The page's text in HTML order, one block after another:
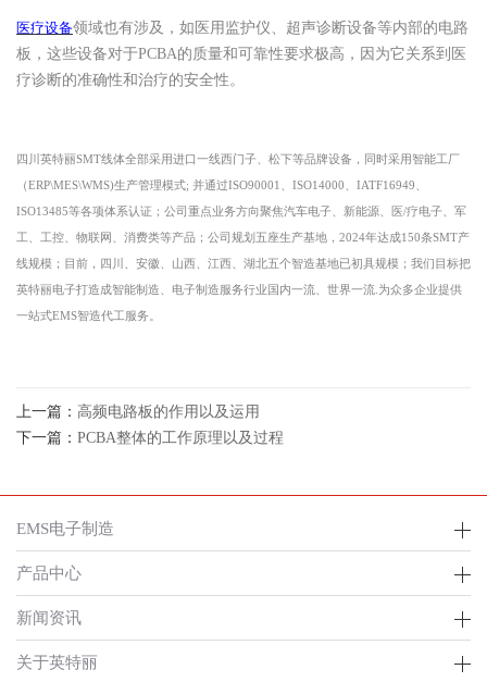
医疗设备领域也有涉及，如医用监护仪、超声诊断设备等内部的电路
板，这些设备对于PCBA的质量和可靠性要求极高，因为它关系到医
疗诊断的准确性和治疗的安全性。
四川 英特丽SMT线体全部采用进口一线西门子、松下等品牌设备，同时采用智能工厂
（ERP\MES\WMS)生产管理模式; 并通过ISO90001、ISO14000、IATF16949、
ISO13485等各项体系认证；公司重点业务方向聚焦汽车电子、新能源、医/疗电子、军
工、工控、物联网、消费类等产品；公司规划五座生产基地， 2024年达成150条SMT产
线规模；目前， 四川 、安徽、山西、 江西 、湖北五个智造基地已初具规模；我们目标把
英特丽电子打造成智能制造、电子制造服务行业国内一流、世界一流 .为众多企业提供
一站式EMS智造代工服务。
上一篇： 高频电路板的作用以及运用
下一篇： PCBA整体的工作原理以及过程
EMS电子制造
产品中心
新闻资讯
关于英特丽